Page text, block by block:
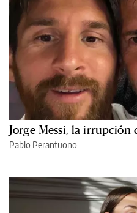
Jorge Messi, la irrupción
Pablo Perantuono